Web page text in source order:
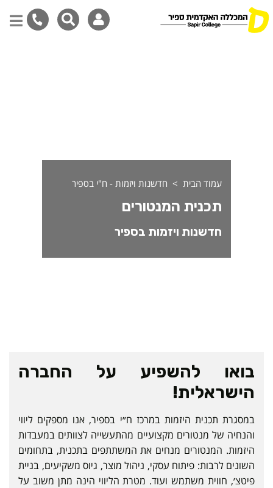
עמוד הבית חדשנות ויזמות - ח"י בספיר
תכנית המנטורים
חדשנות ויזמות בספיר
בואו להשפיע על החברה
הישראלית!
במסגרת תכנית היזמות במרכז ח״י בספיר, אנו מספקים ליווי
והנחיה של מנטורים מקצועיים מהתעשייה לצוותים במעבדות
היזמות. המנטורים מנחים את המשתתפים בתכנית, בתחומים
השונים לרבות: פיתוח עסקי, ניהול מוצר, גיוס משקיעים, בניית
פיטצ׳, חווית משתמש ועוד. מטרת הליווי הינה מתן משוב על